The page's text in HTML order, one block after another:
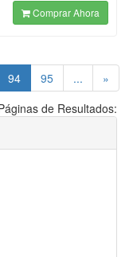
Comprar Ahora
94(current)
95 ...
»
de Resultados: